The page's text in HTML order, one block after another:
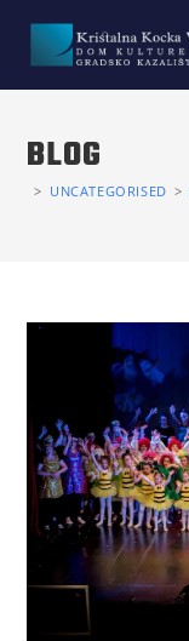
BLOG
> UNCATEGORISED >